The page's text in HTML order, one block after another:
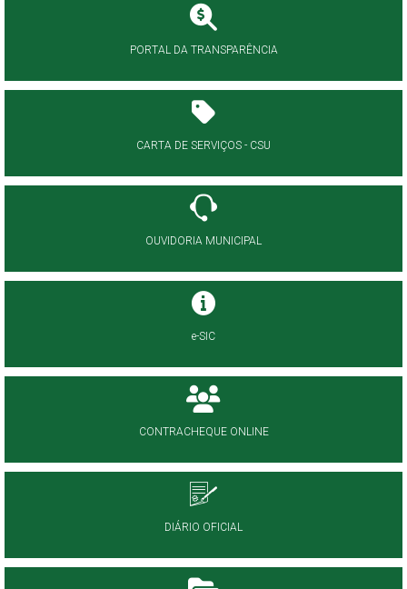
PORTAL DA TRANSPARÊNCIA
CARTA DE SERVIÇOS - CSU
OUVIDORIA MUNICIPAL
e-SIC
CONTRACHEQUE ONLINE
DIÁRIO OFICIAL